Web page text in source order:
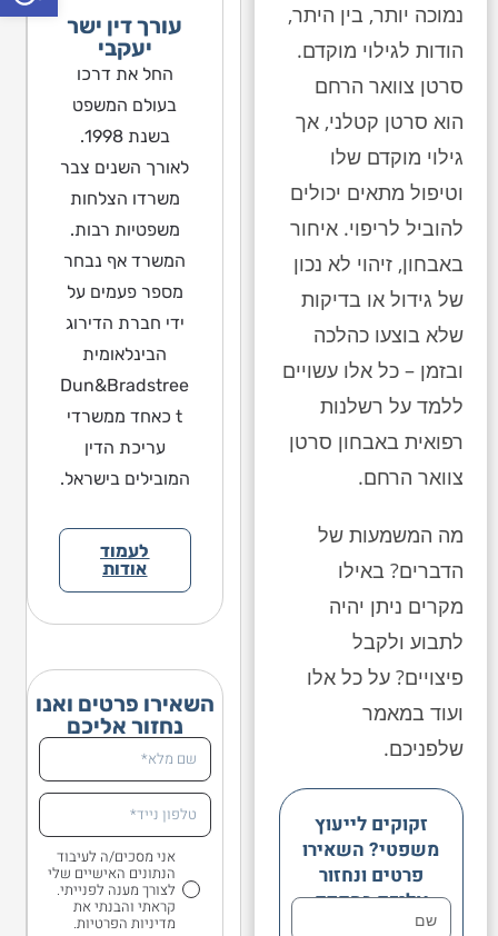
נמוכה יותר, בין היתר,
הודות לגילוי מוקדם.
סרטן צוואר הרחם
הוא סרטן קטלני, אך
גילוי מוקדם שלו
וטיפול מתאים יכולים
להוביל לריפוי. איחור
באבחון, זיהוי לא נכון
של גידול או בדיקות
שלא בוצעו כהלכה
ובזמן – כל אלו עשויים
ללמד על רשלנות
רפואית באבחון סרטן
צוואר הרחם.
מה המשמעות של
הדברים? באילו
מקרים ניתן יהיה
לתבוע ולקבל
פיצויים? על כל אלו
ועוד במאמר
שלפניכם.
זקוקים לייעוץ
משפטי? השאירו
פרטים ונחזור
אליכם בהקדם
עורך דין ישר
יעקבי
החל את דרכו
בעולם המשפט
בשנת 1998.
לאורך השנים צבר
משרדו הצלחות
משפטיות רבות.
המשרד אף נבחר
מספר פעמים על
ידי חברת הדירוג
הבינלאומית
Dun&Bradstree
t כאחד ממשרדי
עריכת הדין
המובילים בישראל.
לעמוד
אודות
השאירו פרטים ואנו
נחזור אליכם
אני מסכים/ה לעיבוד
הנתונים האישיים שלי
לצורך מענה לפנייתי.
קראתי והבנתי את
מדיניות הפרטיות.